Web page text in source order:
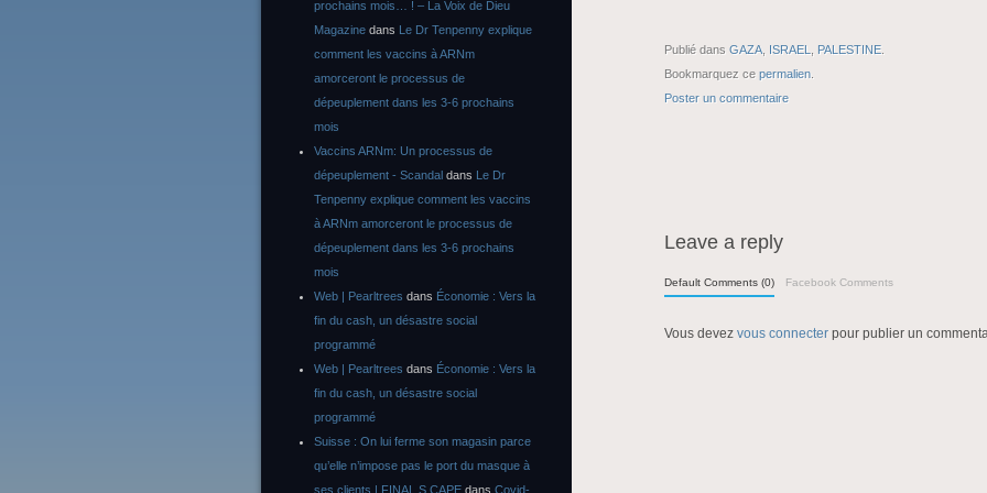
Publié dans GAZA ISRAEL PALESTINE
Bookmarquez ce permalien
Poster un commentaire
Leave a reply
Default Comments (0) Facebook Comments
Vous devez vous connecter pour publier un
prochains mois… ! – La Voix de Dieu
Magazine dans Le Dr Tenpenny explique
comment les vaccins à ARNm
amorceront le processus de
dépeuplement dans les 3-6 prochains
mois
Vaccins ARNm: Un processus de
dépeuplement - Scandal dans Le Dr
Tenpenny explique comment les vaccins
à ARNm amorceront le processus de
dépeuplement dans les 3-6 prochains
mois
Web | Pearltrees dans Économie : Vers la
fin du cash, un désastre social
programmé
Web | Pearltrees dans Économie : Vers la
fin du cash, un désastre social
programmé
Suisse : On lui ferme son magasin parce
qu’elle n’impose pas le port du masque à
ses clients | FINAL S CAPE dans Covid-